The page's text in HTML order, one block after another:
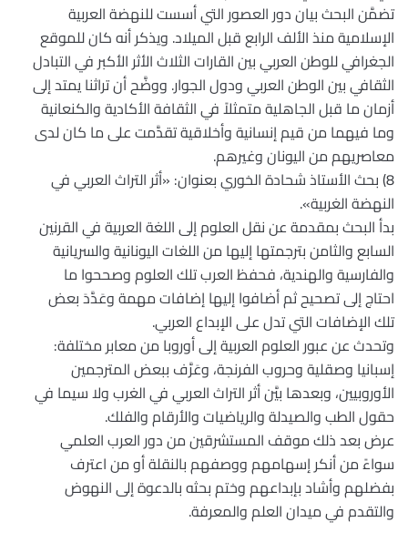
تضمَّن البحث بيان دور العصور التي أسست للنهضة العربية
الإسلامية منذ الألف الرابع قبل الميلاد. ويذكر أنه كان للموقع
الجغرافي للوطن العربي بين القارات الثلاث الأثر الأكبر في التبادل
الثقافي بين الوطن العربي ودول الجوار. ووضَّح أن تراثنا يمتد إلى
أزمان ما قبل الجاهلية متمثلاً في الثقافة الأكادية والكنعانية
وما فيهما من قيم إنسانية وأخلاقية تقدَّمت على ما كان لدى
معاصريهم من اليونان وغيرهم.
8) بحث الأستاذ شحادة الخوري بعنوان: «أثر التراث العربي في
النهضة الغربية».
بدأ البحث بمقدمة عن نقل العلوم إلى اللغة العربية في القرنين
السابع والثامن بترجمتها إليها من اللغات اليونانية والسريانية
والفارسية والهندية، فحفظ العرب تلك العلوم وصححوا ما
احتاج إلى تصحيح ثم أضافوا إليها إضافات مهمة وعَدَّدَ بعض
تلك الإضافات التي تدل على الإبداع العربي.
وتحدث عن عبور العلوم العربية إلى أوروبا من معابر مختلفة:
إسبانيا وصقلية وحروب الفرنجة، وعَرَّف ببعض المترجمين
الأوروبيين، وبعدها بيَّن أثر التراث العربي في الغرب ولا سيما في
حقول الطب والصيدلة والرياضيات والأرقام والفلك.
عرض بعد ذلك موقف المستشرقين من دور العرب العلمي
سواءً من أنكر إسهامهم ووصفهم بالنقلة أو من اعترف
بفضلهم وأشاد بإبداعهم وختم بحثه بالدعوة إلى النهوض
والتقدم في ميدان العلم والمعرفة.